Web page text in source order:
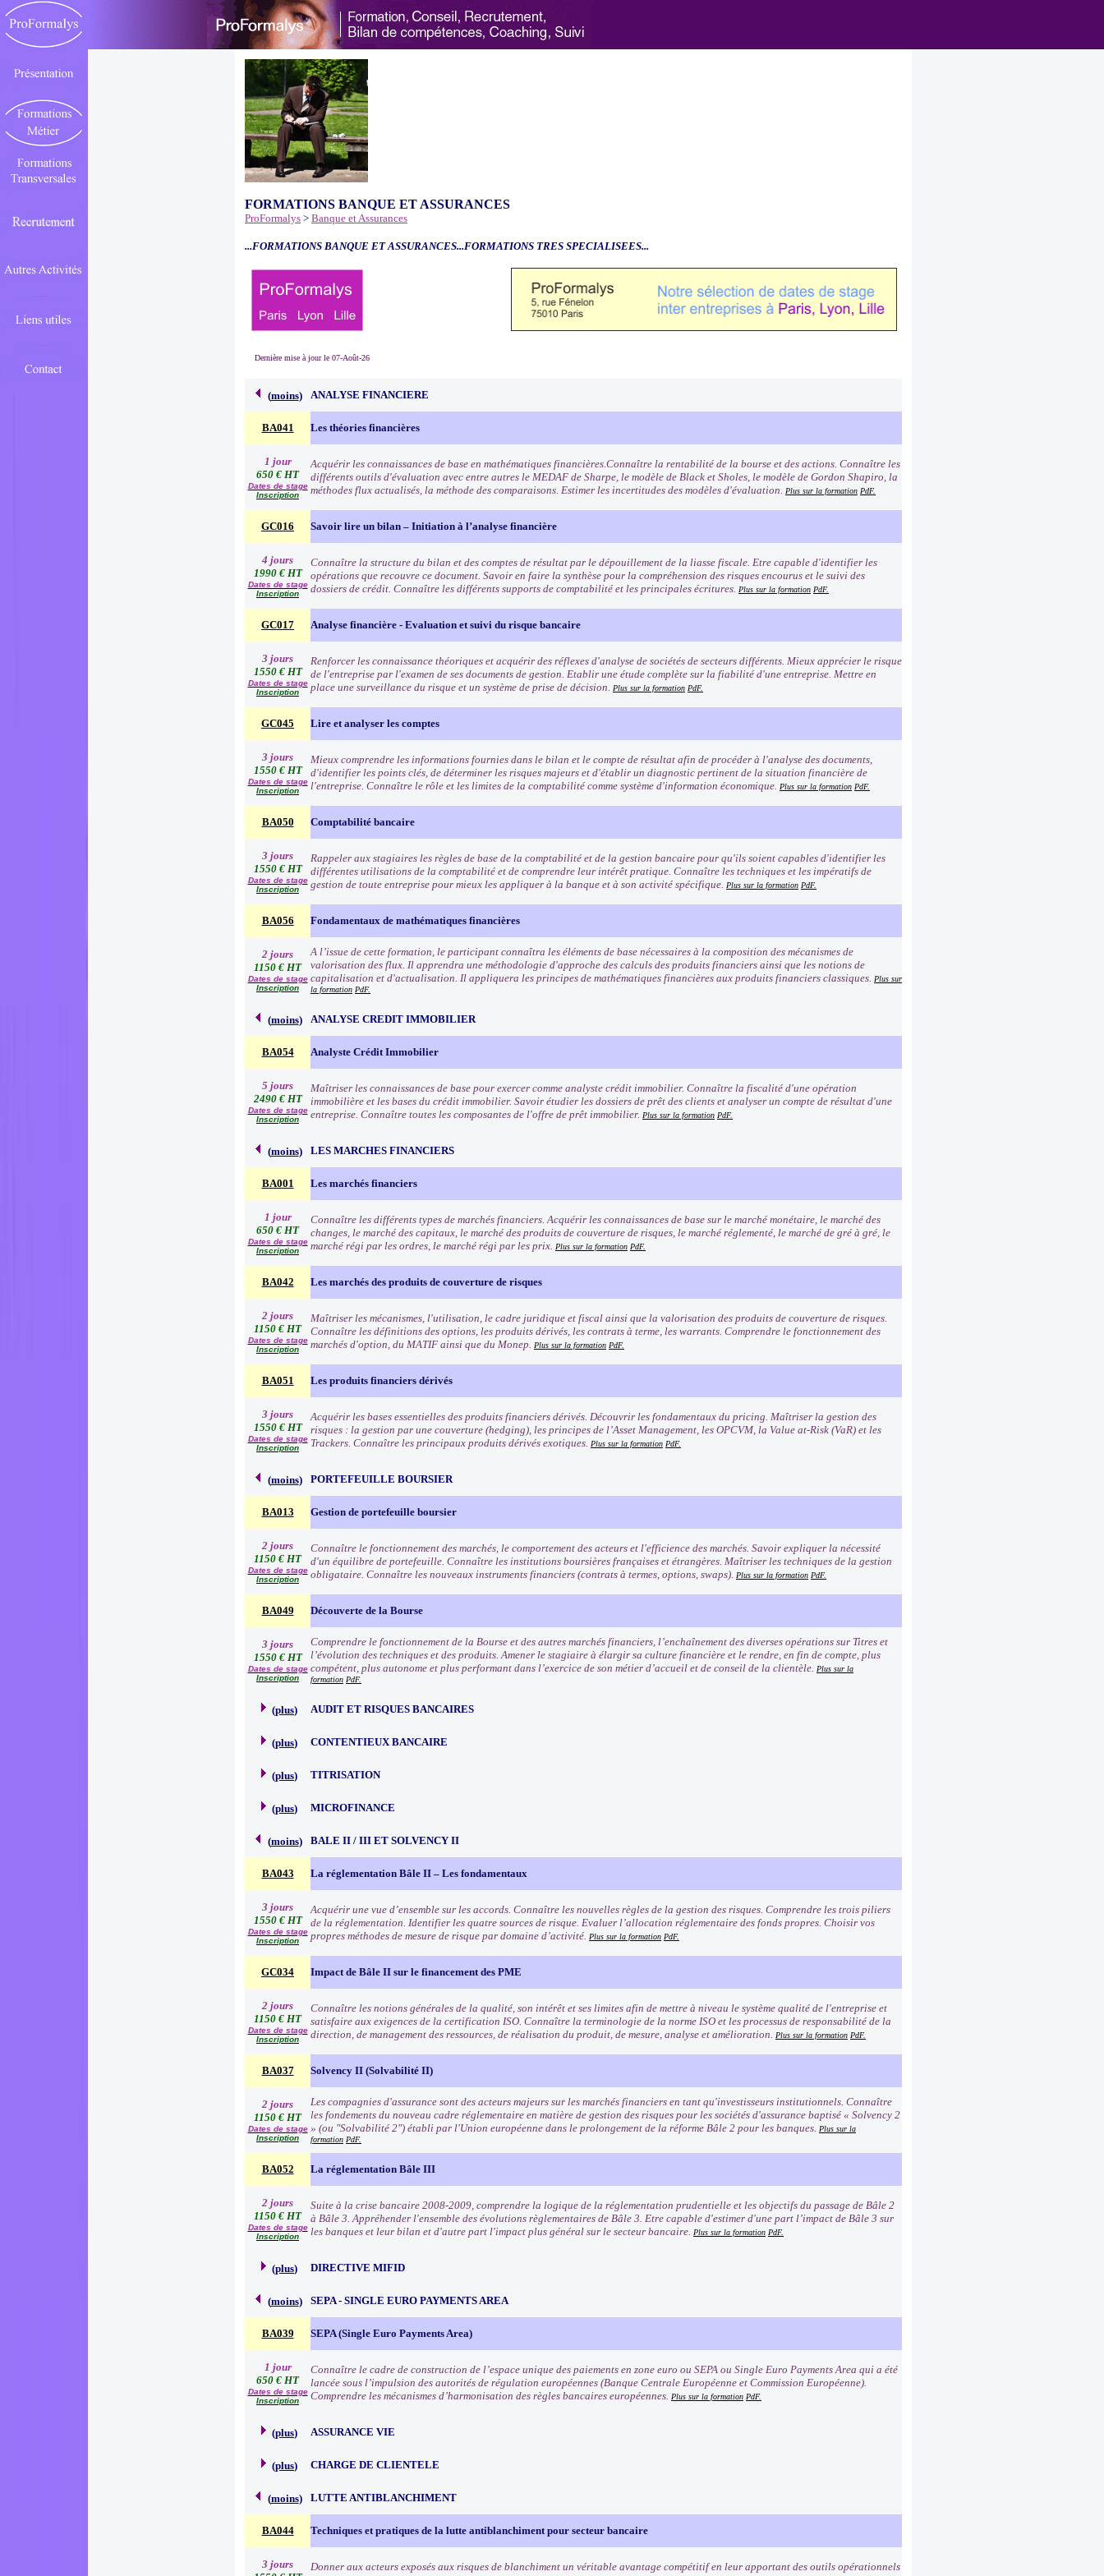
FORMATIONS BANQUE ET ASSURANCES
ProFormalys > Banque et Assurances
...FORMATIONS BANQUE ET ASSURANCES...FORMATIONS TRES SPECIALISEES...
Dernière mise à jour le 07-Août-26
(moins) ANALYSE FINANCIERE
BA041 Les théories financières
1 jour
650 € HT
Dates de stage
Inscription
Acquérir les connaissances de base en mathématiques financières.Connaître la rentabilité de la bourse et des actions. Connaître les
différents outils d'évaluation avec entre autres le MEDAF de Sharpe, le modèle de Black et Sholes, le modèle de Gordon Shapiro, la
méthodes flux actualisés, la méthode des comparaisons. Estimer les incertitudes des modèles d'évaluation. Plus sur la formation PdF.
GC016 Savoir lire un bilan – Initiation à l’analyse financière
4 jours
1990 € HT
Dates de stage
Inscription
Connaître la structure du bilan et des comptes de résultat par le dépouillement de la liasse fiscale. Etre capable d'identifier les
opérations que recouvre ce document. Savoir en faire la synthèse pour la compréhension des risques encourus et le suivi des
dossiers de crédit. Connaître les différents supports de comptabilité et les principales écritures. Plus sur la formation PdF.
GC017 Analyse financière - Evaluation et suivi du risque bancaire
3 jours
1550 € HT
Dates de stage
Inscription
Renforcer les connaissance théoriques et acquérir des réflexes d'analyse de sociétés de secteurs différents. Mieux apprécier le risque
de l'entreprise par l'examen de ses documents de gestion. Etablir une étude complète sur la fiabilité d'une entreprise. Mettre en
place une surveillance du risque et un système de prise de décision. Plus sur la formation PdF.
GC045 Lire et analyser les comptes
3 jours
1550 € HT
Dates de stage
Inscription
Mieux comprendre les informations fournies dans le bilan et le compte de résultat afin de procéder à l'analyse des documents,
d'identifier les points clés, de déterminer les risques majeurs et d'établir un diagnostic pertinent de la situation financière de
l'entreprise. Connaître le rôle et les limites de la comptabilité comme système d'information économique. Plus sur la formation PdF.
BA050 Comptabilité bancaire
3 jours
1550 € HT
Dates de stage
Inscription
Rappeler aux stagiaires les règles de base de la comptabilité et de la gestion bancaire pour qu'ils soient capables d'identifier les
différentes utilisations de la comptabilité et de comprendre leur intérêt pratique. Connaître les techniques et les impératifs de
gestion de toute entreprise pour mieux les appliquer à la banque et à son activité spécifique. Plus sur la formation PdF.
BA056 Fondamentaux de mathématiques financières
2 jours
1150 € HT
Dates de stage
Inscription
A l’issue de cette formation, le participant connaîtra les éléments de base nécessaires à la composition des mécanismes de
valorisation des flux. Il apprendra une méthodologie d'approche des calculs des produits financiers ainsi que les notions de
capitalisation et d'actualisation. Il appliquera les principes de mathématiques financières aux produits financiers classiques. Plus sur
la formation PdF.
(moins) ANALYSE CREDIT IMMOBILIER
BA054 Analyste Crédit Immobilier
5 jours
2490 € HT
Dates de stage
Inscription
Maîtriser les connaissances de base pour exercer comme analyste crédit immobilier. Connaître la fiscalité d'une opération
immobilière et les bases du crédit immobilier. Savoir étudier les dossiers de prêt des clients et analyser un compte de résultat d'une
entreprise. Connaître toutes les composantes de l'offre de prêt immobilier. Plus sur la formation PdF.
(moins) LES MARCHES FINANCIERS
BA001 Les marchés financiers
1 jour
650 € HT
Dates de stage
Inscription
Connaître les différents types de marchés financiers. Acquérir les connaissances de base sur le marché monétaire, le marché des
changes, le marché des capitaux, le marché des produits de couverture de risques, le marché réglementé, le marché de gré à gré, le
marché régi par les ordres, le marché régi par les prix. Plus sur la formation PdF.
BA042 Les marchés des produits de couverture de risques
2 jours
1150 € HT
Dates de stage
Inscription
Maîtriser les mécanismes, l'utilisation, le cadre juridique et fiscal ainsi que la valorisation des produits de couverture de risques.
Connaître les définitions des options, les produits dérivés, les contrats à terme, les warrants. Comprendre le fonctionnement des
marchés d'option, du MATIF ainsi que du Monep. Plus sur la formation PdF.
BA051 Les produits financiers dérivés
3 jours
1550 € HT
Dates de stage
Inscription
Acquérir les bases essentielles des produits financiers dérivés. Découvrir les fondamentaux du pricing. Maîtriser la gestion des
risques : la gestion par une couverture (hedging), les principes de l’Asset Management, les OPCVM, la Value at-Risk (VaR) et les
Trackers. Connaître les principaux produits dérivés exotiques. Plus sur la formation PdF.
(moins) PORTEFEUILLE BOURSIER
BA013 Gestion de portefeuille boursier
2 jours
1150 € HT
Dates de stage
Inscription
Connaître le fonctionnement des marchés, le comportement des acteurs et l'efficience des marchés. Savoir expliquer la nécessité
d'un équilibre de portefeuille. Connaître les institutions boursières françaises et étrangères. Maîtriser les techniques de la gestion
obligataire. Connaître les nouveaux instruments financiers (contrats à termes, options, swaps). Plus sur la formation PdF.
BA049 Découverte de la Bourse
3 jours
1550 € HT
Dates de stage
Inscription
Comprendre le fonctionnement de la Bourse et des autres marchés financiers, l’enchaînement des diverses opérations sur Titres et
l’évolution des techniques et des produits. Amener le stagiaire à élargir sa culture financière et le rendre, en fin de compte, plus
compétent, plus autonome et plus performant dans l’exercice de son métier d’accueil et de conseil de la clientèle. Plus sur la
formation PdF.
(plus) AUDIT ET RISQUES BANCAIRES
(plus) CONTENTIEUX BANCAIRE
(plus) TITRISATION
(plus) MICROFINANCE
(moins) BALE II / III ET SOLVENCY II
BA043 La réglementation Bâle II – Les fondamentaux
3 jours
1550 € HT
Dates de stage
Inscription
Acquérir une vue d’ensemble sur les accords. Connaître les nouvelles règles de la gestion des risques. Comprendre les trois piliers
de la réglementation. Identifier les quatre sources de risque. Evaluer l’allocation réglementaire des fonds propres. Choisir vos
propres méthodes de mesure de risque par domaine d’activité. Plus sur la formation PdF.
GC034 Impact de Bâle II sur le financement des PME
2 jours
1150 € HT
Dates de stage
Inscription
Connaître les notions générales de la qualité, son intérêt et ses limites afin de mettre à niveau le système qualité de l'entreprise et
satisfaire aux exigences de la certification ISO. Connaître la terminologie de la norme ISO et les processus de responsabilité de la
direction, de management des ressources, de réalisation du produit, de mesure, analyse et amélioration. Plus sur la formation PdF.
BA037 Solvency II (Solvabilité II)
2 jours
1150 € HT
Dates de stage
Inscription
Les compagnies d'assurance sont des acteurs majeurs sur les marchés financiers en tant qu'investisseurs institutionnels. Connaître
les fondements du nouveau cadre réglementaire en matière de gestion des risques pour les sociétés d'assurance baptisé « Solvency 2
» (ou "Solvabilité 2") établi par l'Union européenne dans le prolongement de la réforme Bâle 2 pour les banques. Plus sur la
formation PdF.
BA052 La réglementation Bâle III
2 jours
1150 € HT
Dates de stage
Inscription
Suite à la crise bancaire 2008-2009, comprendre la logique de la réglementation prudentielle et les objectifs du passage de Bâle 2
à Bâle 3. Appréhender l'ensemble des évolutions règlementaires de Bâle 3. Etre capable d'estimer d'une part l’impact de Bâle 3 sur
les banques et leur bilan et d'autre part l'impact plus général sur le secteur bancaire. Plus sur la formation PdF.
(plus) DIRECTIVE MIFID
(moins) SEPA - SINGLE EURO PAYMENTS AREA
BA039 SEPA (Single Euro Payments Area)
1 jour
650 € HT
Dates de stage
Inscription
Connaître le cadre de construction de l’espace unique des paiements en zone euro ou SEPA ou Single Euro Payments Area qui a été
lancée sous l’impulsion des autorités de régulation européennes (Banque Centrale Européenne et Commission Européenne).
Comprendre les mécanismes d’harmonisation des règles bancaires européennes. Plus sur la formation PdF.
(plus) ASSURANCE VIE
(plus) CHARGE DE CLIENTELE
(moins) LUTTE ANTIBLANCHIMENT
BA044 Techniques et pratiques de la lutte antiblanchiment pour secteur bancaire
3 jours
Donner aux acteurs exposés aux risques de blanchiment un véritable avantage compétitif en leur apportant des outils opérationnels